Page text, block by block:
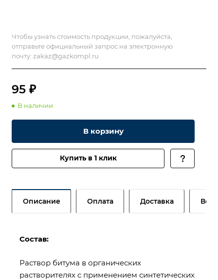
Чтобы узнать стоимость продукции, пожалуйста,
отправьте официальный запрос на электронную
почту: zakaz@gazkompl.ru
95 ₽
В наличии
В корзину
Купить в 1 клик
Описание Оплата Доставка
Состав:
Раствор битума в органических
растворителях с применением синтетических